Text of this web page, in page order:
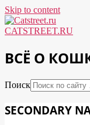
Skip to content
CATSTREET.RU
ВСЁ О
Поиск
SECONDARY